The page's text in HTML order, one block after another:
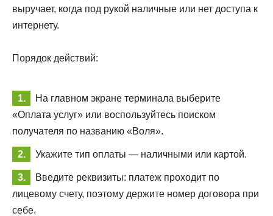
выручает, когда под рукой наличные или нет доступа к
интернету.
Порядок действий:
На главном экране терминала выберите
«Оплата услуг» или воспользуйтесь поиском
получателя по названию «Воля».
Укажите тип оплаты — наличными или картой.
Введите реквизиты: платеж проходит по
лицевому счету, поэтому держите номер договора при
себе.